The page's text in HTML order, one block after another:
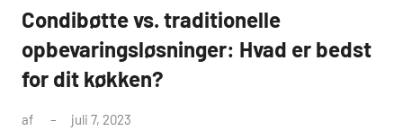
Condibøtte vs. traditionelle
opbevaringsløsninger: Hvad er bedst
for dit køkken?
af juli 7, 2023